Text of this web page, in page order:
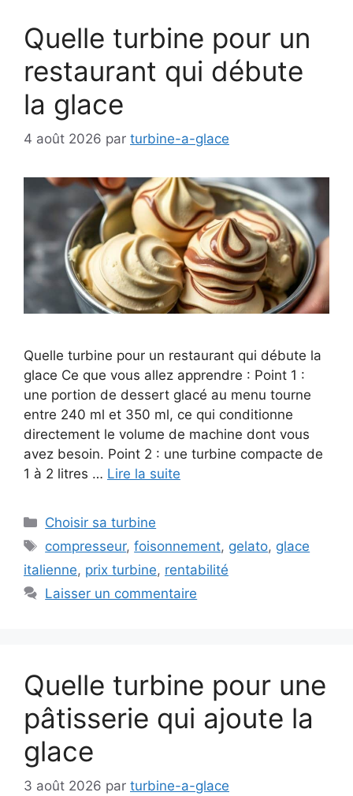
Quelle turbine pour un
restaurant qui débute
la glace
4 août 2026 par turbine-a-glace
Quelle turbine pour un restaurant qui débute la
glace Ce que vous allez apprendre : Point 1 :
une portion de dessert glacé au menu tourne
entre 240 ml et 350 ml, ce qui conditionne
directement le volume de machine dont vous
avez besoin. Point 2 : une turbine compacte de
1 à 2 litres … Lire la suite
Catégories
Choisir sa turbine
Étiquettes
compresseur,foisonnement, gelato, glace
italienne, prix turbine, rentabilité
Laisser un commentaire
Quelle turbine pour une
pâtisserie qui ajoute la
glace
3 août 2026 par turbine-a-glace